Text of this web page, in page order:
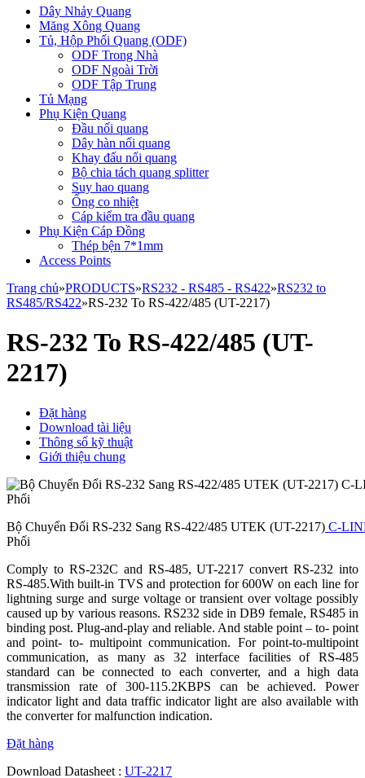
Dây Nhảy Quang
Măng Xông Quang
Tủ, Hộp Phối Quang (ODF)
ODF Trong Nhà
ODF Ngoài Trời
ODF Tập Trung
Tủ Mạng
Phụ Kiện Quang
Đầu nối quang
Dây hàn nối quang
Khay đấu nối quang
Bộ chia tách quang splitter
Suy hao quang
Ống co nhiệt
Cáp kiểm tra đầu quang
Phụ Kiện Cáp Đồng
Thép bện 7*1mm
Access Points
Trang chủ»PRODUCTS»RS232 - RS485 - RS422»RS232 to
RS485/RS422»RS-232 To RS-422/485 (UT-2217)
RS-232 To RS-422/485 (UT-
2217)
Đặt hàng
Download tài liệu
Thông số kỹ thuật
Giới thiệu chung
Bộ Chuyển Đổi RS-232 Sang RS-422/485 UTEK (UT-2217) C-
Phối
Comply to RS-232C and RS-485, UT-2217 convert RS-232 into
RS-485.With built-in TVS and protection for 600W on each line for
lightning surge and surge voltage or transient over voltage possibly
caused up by various reasons. RS232 side in DB9 female, RS485 in
binding post. Plug-and-play and reliable. And stable point – to- point
and point- to- multipoint communication. For point-to-multipoint
communication, as many as 32 interface facilities of RS-485
standard can be connected to each converter, and a high data
transmission rate of 300-115.2KBPS can be achieved. Power
indicator light and data traffic indicator light are also available with
the converter for malfunction indication.
Đặt hàng
Download Datasheet : UT-2217